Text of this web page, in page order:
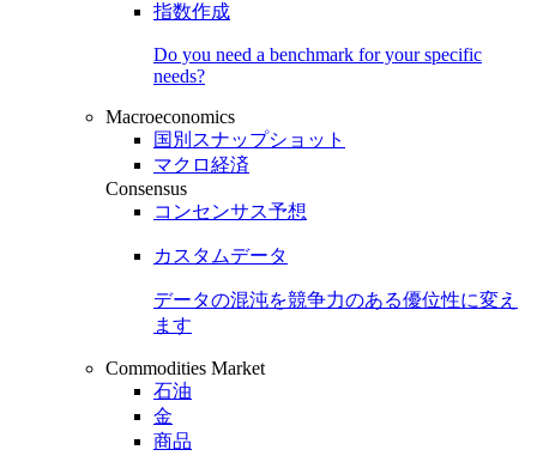
指数作成
Do you need a benchmark for your specific
needs?
Macroeconomics
国別スナップショット
マクロ経済
Consensus
コンセンサス予想
カスタムデータ
データの混沌を競争力のある優位性に変え
ます
Commodities Market
石油
金
商品